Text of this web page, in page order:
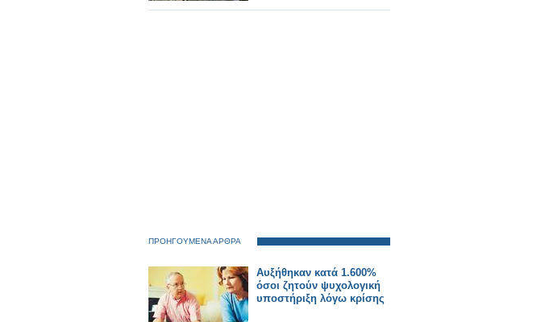
ΠΡΟΗΓΟΥΜΕΝΑ ΑΡΘΡΑ
Αυξήθηκαν κατά 1.600%
όσοι ζητούν ψυχολογική
υποστήριξη λόγω κρίσης